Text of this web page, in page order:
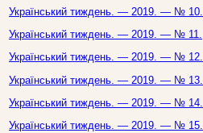
Український тиждень. — 2019. — № 10.
Український тиждень. — 2019. — № 11.
Український тиждень. — 2019. — № 12.
Український тиждень. — 2019. — № 13.
Український тиждень. — 2019. — № 14.
Український тиждень. — 2019. — № 15.